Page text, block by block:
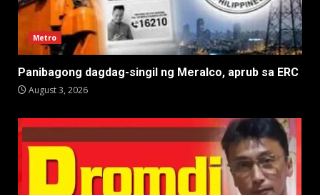
Metro
Panibagong dagdag-singil ng Meralco, aprub sa ERC
August 3, 2026